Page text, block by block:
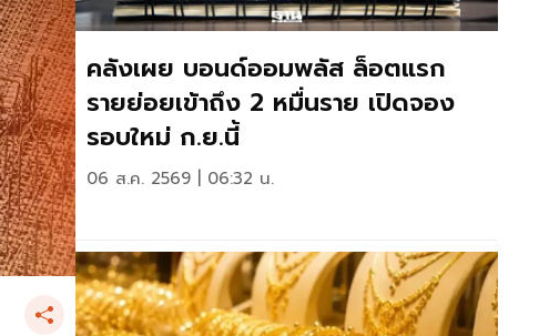
คลังเผย บอนด์ออมพลัส ล็อตแรก
รายย่อยเข้าถึง 2 หมื่นราย เปิดจอง
รอบใหม่ ก.ย.นี้
06 ส.ค. 2569 | 06:32 น.